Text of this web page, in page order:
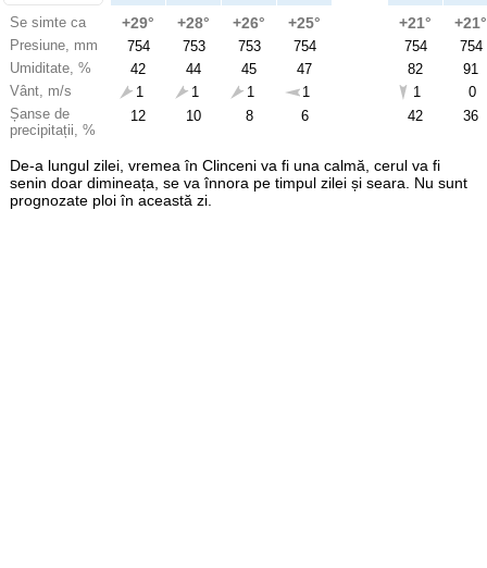
Se simte ca
Presiune, mm
Umiditate, %
Vânt, m/s
Șanse de
precipitații, %
+29°
754
42
1
12
+28°
753
44
1
10
+26°
753
45
1
8
+25°
754
47
1
6
+21°
754
82
1
42
+21°
754
91
0
36
De-a lungul zilei, vremea în Clinceni va fi una calmă, cerul va fi
senin doar dimineața, se va înnora pe timpul zilei și seara. Nu sunt
prognozate ploi în această zi.